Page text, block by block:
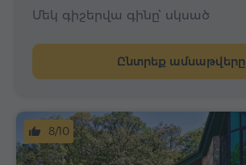
Մեկ գիշերվա գինը՝ սկսած
Ընտրեք ամսաթվերը
8/10